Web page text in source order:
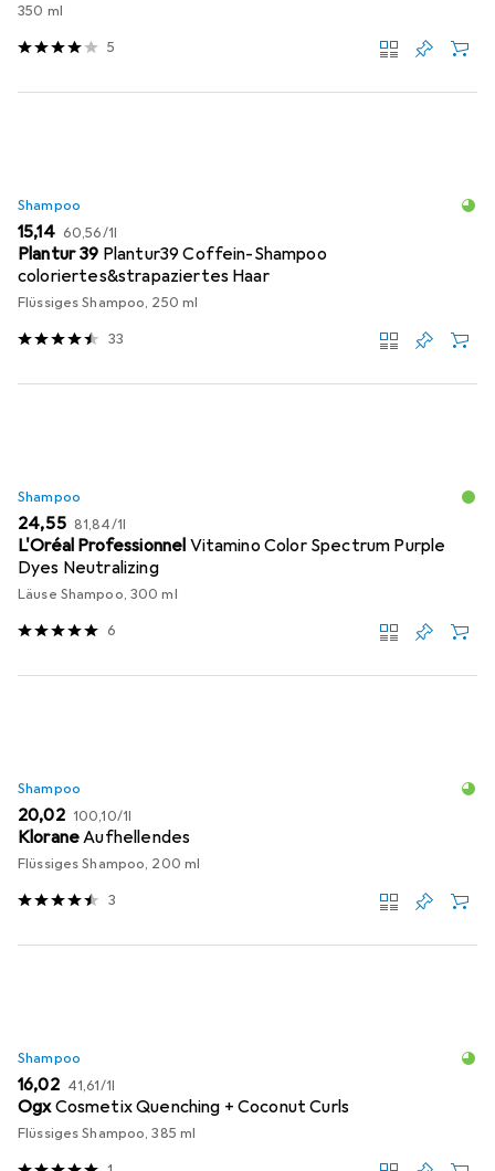
350 ml
5
Shampoo
EUR
15,14 EUR
60,56/1l
Plantur 39 Plantur39 Coffein-Shampoo
coloriertes&strapaziertes Haar
Flüssiges Shampoo, 250 ml
33
Shampoo
EUR
24,55 EUR
81,84/1l
L'Oréal Professionnel Vitamino Color Spectrum Purple
Dyes Neutralizing
Läuse Shampoo, 300 ml
6
Shampoo
EUR
20,02 EUR
100,10/1l
KloraneAufhellendes
Flüssiges Shampoo, 200 ml
3
Shampoo
EUR
16,02 EUR
41,61/1l
OgxCosmetix Quenching + Coconut Curls
Flüssiges Shampoo, 385 ml